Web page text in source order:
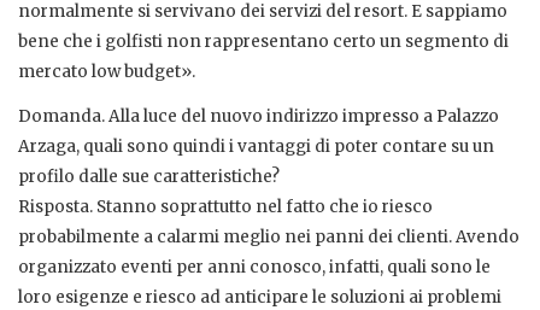
normalmente si servivano dei servizi del resort. E sappiamo
bene che i golfisti non rappresentano certo un segmento di
mercato low budget».
Domanda. Alla luce del nuovo indirizzo impresso a Palazzo
Arzaga, quali sono quindi i vantaggi di poter contare su un
profilo dalle sue caratteristiche?
Risposta. Stanno soprattutto nel fatto che io riesco
probabilmente a calarmi meglio nei panni dei clienti. Avendo
organizzato eventi per anni conosco, infatti, quali sono le
loro esigenze e riesco ad anticipare le soluzioni ai problemi